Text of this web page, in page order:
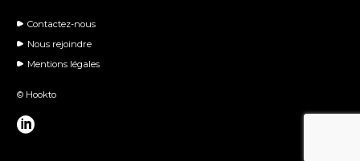
Contactez-nous
Nous rejoindre
Mentions légales
© Hookto